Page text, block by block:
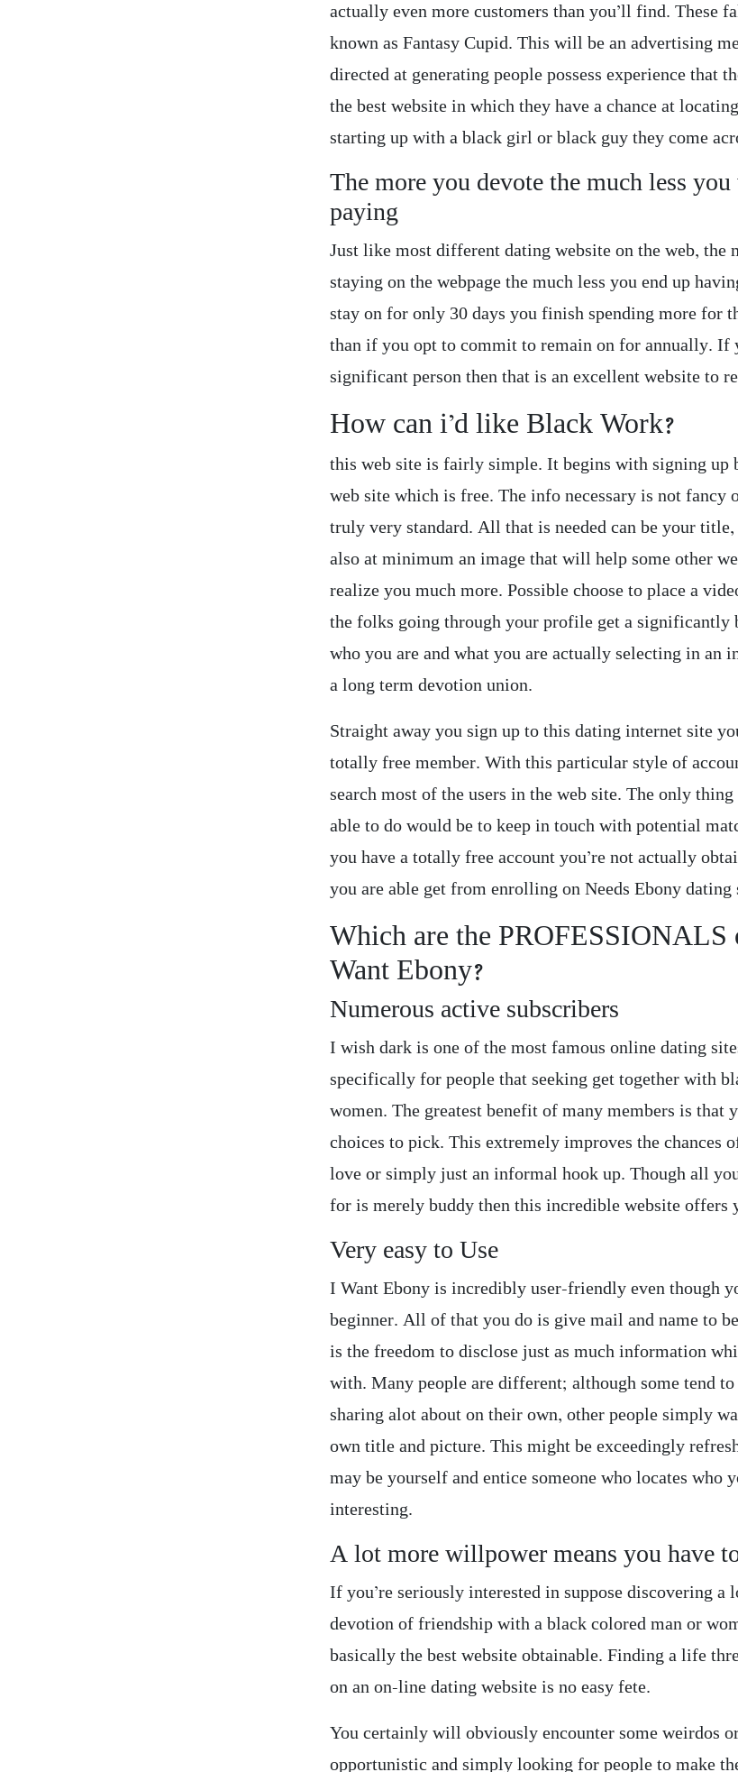
actually even more customers than you’ll find. These
known as Fantasy Cupid. This will be an advertising
directed at generating people possess experience that
the best website in which they have a chance at
starting up with a black girl or black guy they come
The more you devote the much less
paying
Just like most different dating website on the web, the
staying on the webpage the much less you end up
stay on for only 30 days you finish spending more for
than if you opt to commit to remain on for annually. If
significant person then that is an excellent website to
How can i’d like Black Work?
this web site is fairly simple. It begins with signing up
web site which is free. The info necessary is not fancy
truly very standard. All that is needed can be your title,
also at minimum an image that will help some other
realize you much more. Possible choose to place a
the folks going through your profile get a significantly
who you are and what you are actually selecting in an
a long term devotion union.
Straight away you sign up to this dating internet site
totally free member. With this particular style of
search most of the users in the web site. The only
able to do would be to keep in touch with potential
you have a totally free account you’re not actually
you are able get from enrolling on Needs Ebony dating
Which are the
Want Ebony?
Numerous active subscribers
I wish dark is one of the most famous online dating
specifically for people that seeking get together with
women. The greatest benefit of many members is that
choices to pick. This extremely improves the chances
love or simply just an informal hook up. Though all
for is merely buddy then this incredible website offers
Very easy to Use
I Want Ebony is incredibly user-friendly even though
beginner. All of that you do is give mail and name to
is the freedom to disclose just as much information
with. Many people are different; although some tend
sharing alot about on their own, other people simply
own title and picture. This might be exceedingly
may be yourself and entice someone who locates who
interesting.
A lot more willpower means you have
If you’re seriously interested in suppose discovering a
devotion of friendship with a black colored man or
basically the best website obtainable. Finding a life
on an on-line dating website is no easy fete.
You certainly will obviously encounter some weirdos
opportunistic and simply looking for people to make